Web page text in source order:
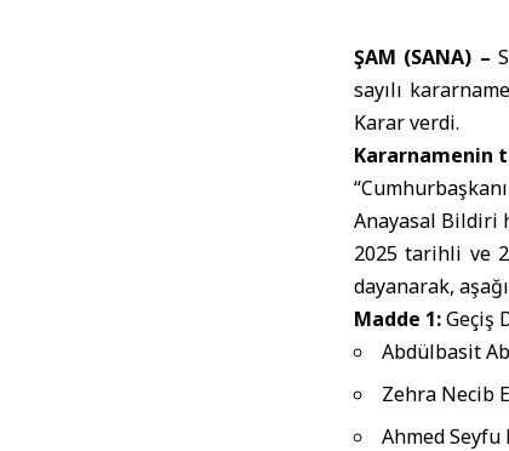
ŞAM (SANA) –
sayılı
Karar verdi.
Kararnamenin
“Cumhurbaşkanı
Anayasal Bildiri
2025 tarihli ve
dayanarak,
Madde 1:Geçiş
Abdülbasit
Zehra Necib
Ahmed Seyfu